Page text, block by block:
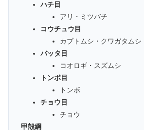
ハチ目
アリ・ミツバチ
コウチュウ目
カブトムシ・クワガタムシ
バッタ目
コオロギ・スズムシ
トンボ目
トンボ
チョウ目
チョウ
甲殻綱